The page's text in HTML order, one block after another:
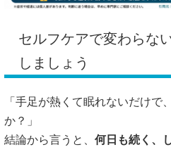
セルフケアで変わらな
しましょう
「手足が熱くて眠れないだけで
か？」
結論から言うと、 何日も続く、